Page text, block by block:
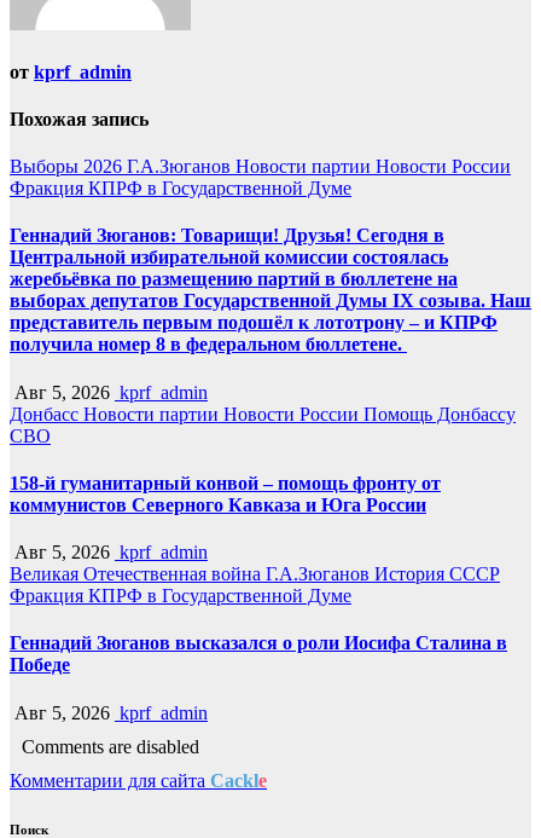
от kprf_admin
Похожая запись
Выборы 2026 Г.А.Зюганов Новости партии Новости России
Фракция КПРФ в Государственной Думе
Геннадий Зюганов: Товарищи! Друзья! Сегодня в
Центральной избирательной комиссии состоялась
жеребьёвка по размещению партий в бюллетене на
выборах депутатов Государственной Думы IX созыва. Наш
представитель первым подошёл к лототрону – и КПРФ
получила номер 8 в федеральном бюллетене.
Авг 5, 2026 kprf_admin
Донбасс Новости партии Новости России Помощь Донбассу
СВО
158-й гуманитарный конвой – помощь фронту от
коммунистов Северного Кавказа и Юга России
Авг 5, 2026 kprf_admin
Великая Отечественная война Г.А.Зюганов История СССР
Фракция КПРФ в Государственной Думе
Геннадий Зюганов высказался о роли Иосифа Сталина в
Победе
Авг 5, 2026 kprf_admin
Comments are disabled
Комментарии для сайта Cackle
Поиск